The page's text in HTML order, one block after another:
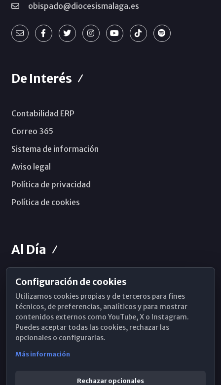
obispado@diocesismalaga.es
De Interés
Contabilidad ERP
Correo 365
Sistema de información
Aviso legal
Política de privacidad
Política de cookies
Al Día
Horarios de Misa
Hemeroteca
WhatsApp
Configuración de cookies
Utilizamos cookies propias y de terceros para fines
técnicos, de preferencias, analíticos y para mostrar
contenidos externos como YouTube, X o Instagram.
Puedes aceptar todas las cookies, rechazar las
opcionales o configurarlas.
Más información
Rechazar opcionales